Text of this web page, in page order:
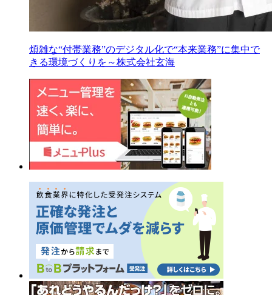
煩雑な“付帯業務”のデジタル化で“本来業務”に集中で
きる環境づくりを～株式会社玄海